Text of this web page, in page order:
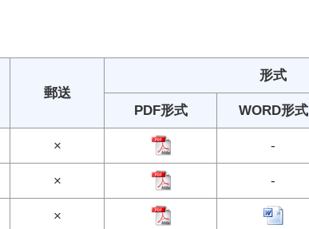
郵送
形式
PDF形式 WORD形式
× -
× -
×